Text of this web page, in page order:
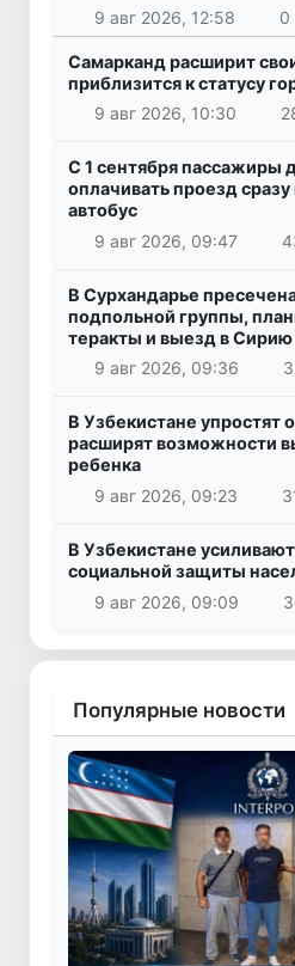
9 авг 2026, 12:58 0
Самарканд расширит
приблизится к статусу
9 авг 2026, 10:30
С 1 сентября пассажиры
оплачивать проезд
автобус
9 авг 2026, 09:47
В Сурхандарье
подпольной группы,
теракты и выезд в Сирию
9 авг 2026, 09:36
В Узбекистане упростят
расширят возможности
ребенка
9 авг 2026, 09:23
В Узбекистане
социальной защиты
9 авг 2026, 09:09
Популярные новости